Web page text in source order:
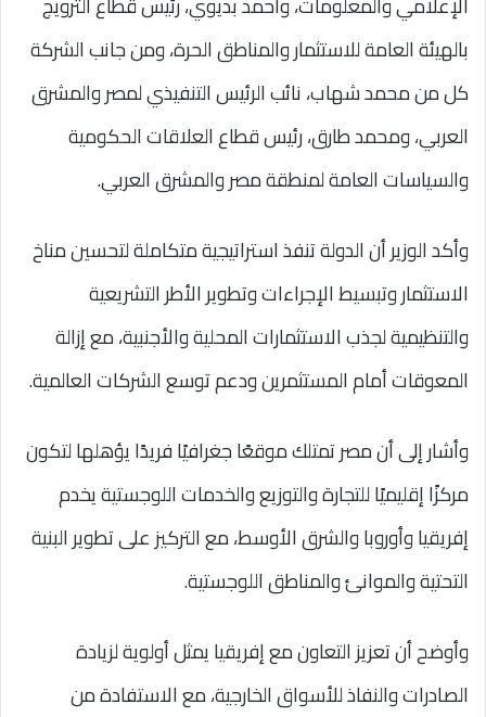
بالهيئة العامة للاستثمار والمناطق الحرة، ومن جانب الشركة
كل من محمد شهاب، نائب الرئيس التنفيذي لمصر والمشرق
العربي، ومحمد طارق، رئيس قطاع العلاقات الحكومية
والسياسات العامة لمنطقة مصر والمشرق العربي.
وأكد الوزير أن الدولة تنفذ استراتيجية متكاملة لتحسين مناخ
الاستثمار وتبسيط الإجراءات وتطوير الأطر التشريعية
والتنظيمية لجذب الاستثمارات المحلية والأجنبية، مع إزالة
المعوقات أمام المستثمرين ودعم توسع الشركات العالمية.
وأشار إلى أن مصر تمتلك موقعًا جغرافيًا فريدًا يؤهلها لتكون
مركزًا إقليميًا للتجارة والتوزيع والخدمات اللوجستية يخدم
إفريقيا وأوروبا والشرق الأوسط، مع التركيز على تطوير البنية
التحتية والموانئ والمناطق اللوجستية.
وأوضح أن تعزيز التعاون مع إفريقيا يمثل أولوية لزيادة
الصادرات والنفاذ للأسواق الخارجية، مع الاستفادة من